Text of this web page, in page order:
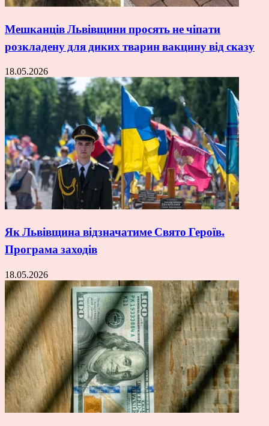
Мешканців Львівщини просять не чіпати
розкладену для диких тварин вакцину від сказу
18.05.2026
Як Львівщина відзначатиме Свято Героїв.
Програма заходів
18.05.2026